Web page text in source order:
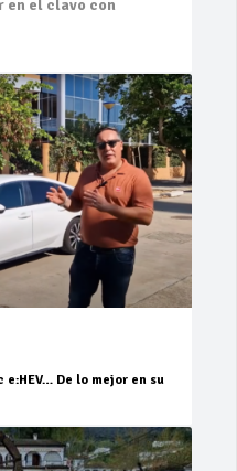
en el clavo con
e:HEV… De lo mejor en su